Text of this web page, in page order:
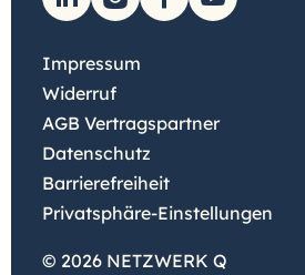
Impressum
Widerruf
AGB Vertragspartner
Datenschutz
Barrierefreiheit
Privatsphäre-Einstellungen
© 2026 NETZWERK Q